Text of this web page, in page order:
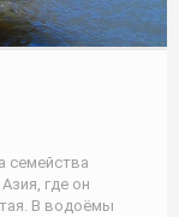
семейства
где он
В водоёмы